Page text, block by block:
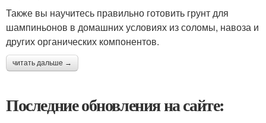
Также вы научитесь правильно готовить грунт для
шампиньонов в домашних условиях из соломы, навоза и
других органических компонентов.
читать дальше →
Последние обновления на сайте: